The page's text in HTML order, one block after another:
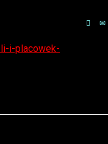
i-placowek-